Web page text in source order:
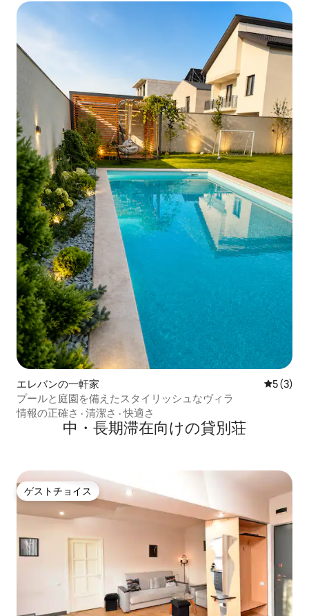
エレバンの一軒家 レビュー
5 (3)
プールと庭園を備えたスタイリッシュなヴィラ
情報の正確さ · 清潔さ ·快適さ
中・長期滞在向けの貸別荘
ゲストチョイス
ゲストチョイス